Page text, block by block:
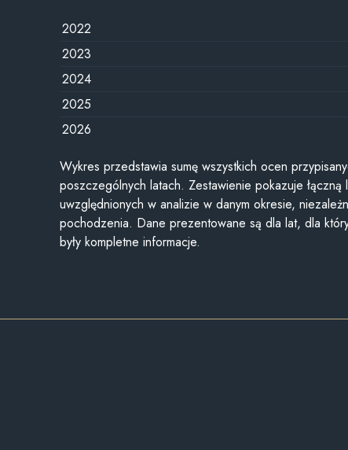
2022
2023
2024
2025
2026
Wykres przedstawia sumę wszystkich ocen
poszczególnych latach. Zestawienie pokazuje łączną
uwzględnionych w analizie w danym okresie,
pochodzenia. Dane prezentowane są dla lat, dla
były kompletne informacje.